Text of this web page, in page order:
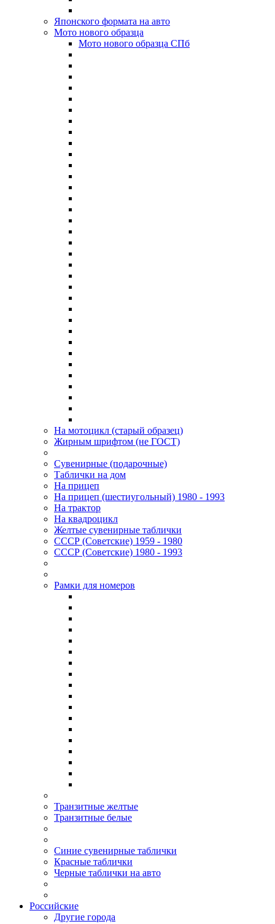
Японского формата на авто
Мото нового образца
Мото нового образца СПб
На мотоцикл (старый образец)
Жирным шрифтом (не ГОСТ)
Сувенирные (подарочные)
Таблички на дом
На прицеп
На прицеп (шестиугольный) 1980 - 1993
На трактор
На квадроцикл
Желтые сувенирные таблички
СССР (Советские) 1959 - 1980
СССР (Советские) 1980 - 1993
Рамки для номеров
Транзитные желтые
Транзитные белые
Синие сувенирные таблички
Красные таблички
Черные таблички на авто
Российские
Другие города